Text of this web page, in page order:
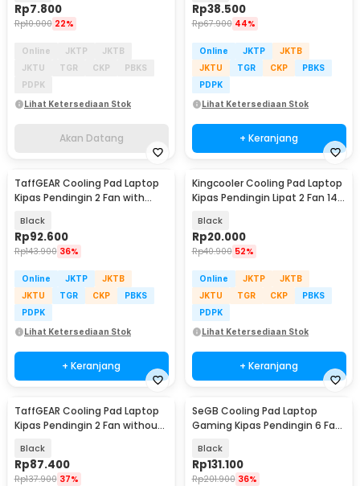
Rp7.800
Rp10.000 22%
Online JKTP
JKTB
JKTU
TGR CKP
PBKS
PDPK
Lihat Ketersediaan Stok
Akan Datang
Rp38.500
Rp67.900 44%
Online JKTP
JKTB
JKTU
TGR CKP
PBKS
PDPK
Lihat Ketersediaan Stok
+ Keranjang
TaffGEAR Cooling Pad Laptop
Kipas Pendingin 2 Fan with
Black
Rp92.600
Rp143.900 36%
Online JKTP
JKTB
JKTU
TGR CKP
PBKS
PDPK
Lihat Ketersediaan Stok
+ Keranjang
Kingcooler Cooling Pad Laptop
Kipas Pendingin Lipat 2 Fan 14
Black
Rp20.000
Rp40.900 52%
Online JKTP
JKTB
JKTU
TGR CKP
PBKS
PDPK
Lihat Ketersediaan Stok
+ Keranjang
TaffGEAR Cooling Pad Laptop
Kipas Pendingin 2 Fan without
Black
Rp87.400
Rp137.900 37%
SeGB Cooling Pad Laptop
Gaming Kipas Pendingin 6 Fan
Black
Rp131.100
Rp201.900 36%